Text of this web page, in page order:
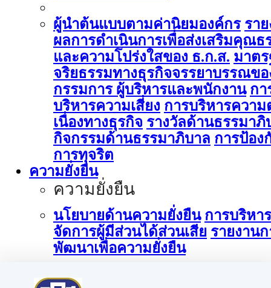
ผู้นำต้นแบบตามค่านิยมองค์กร รา
ผลการดำเนินการเพื่อส่งเสริมคุณธ
และความโปร่งใสของ ธ.ก.ส. มาต
จริยธรรมทางธุรกิจจรรยาบรรณขอ
กรรมการ ผู้บริหารและพนักงาน กา
บริหารความเสี่ยง การบริหารความ
เนื่องทางธุรกิจ รางวัลด้านธรรมาภิ
กิจกรรมด้านธรรมาภิบาล การป้อง
การทุจริต
ความยั่งยืน
ความยั่งยืน
นโยบายด้านความยั่งยืน การบริหาร
จัดการผู้มีส่วนได้ส่วนเสีย รายงานก
พัฒนาเพื่อความยั่งยืน
การบริหารจัดการด้านนวัตกรรม